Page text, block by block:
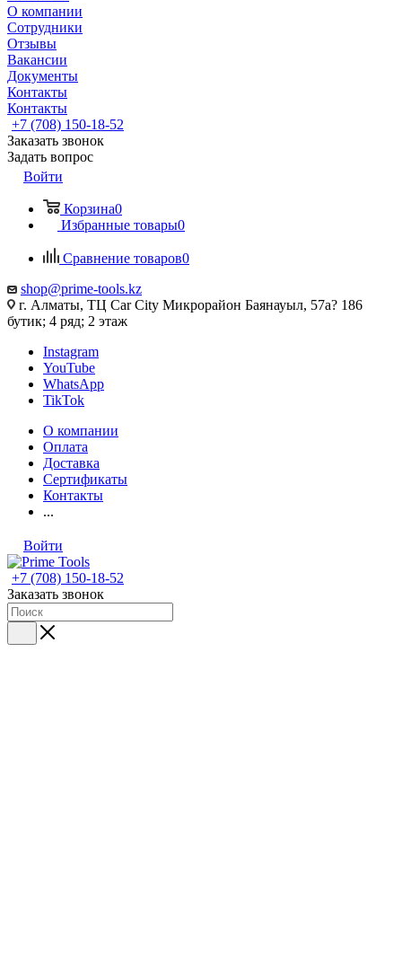
О компании
Сотрудники
Отзывы
Вакансии
Документы
Контакты
Контакты
+7 (708) 150-18-52
Заказать звонок
Задать вопрос
Войти
Корзина0
Избранные товары0
Сравнение товаров0
shop@prime-tools.kz
г. Алматы, ТЦ Car City​ ​Микрорайон Баянауыл, 57а? ​186
бутик; 4 ряд; 2 этаж
Instagram
YouTube
WhatsApp
TikTok
О компании
Оплата
Доставка
Сертификаты
Контакты
...
Войти
+7 (708) 150-18-52
Заказать звонок